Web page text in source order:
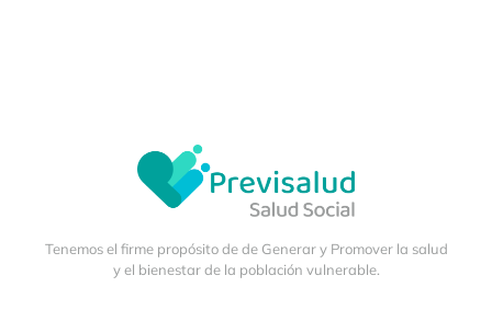
Tenemos el firme propósito de de Generar y Promover la salud
y el bienestar de la población vulnerable.